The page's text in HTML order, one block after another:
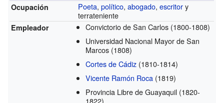
Ocupación
Poeta,político,abogado,escritory
terrateniente
Empleador Convictorio de San Carlos (1800-1808)
Universidad Nacional Mayor de San
Marcos (1808)
Cortes de Cádiz (1810-1814)
Vicente Ramón Roca (1819)
Provincia Libre de Guayaquil (1820-
1822)